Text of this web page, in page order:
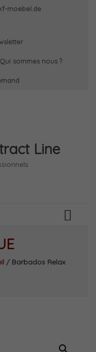
moebel.de
Qui sommes nous ?
Line
/ Barbados Relax